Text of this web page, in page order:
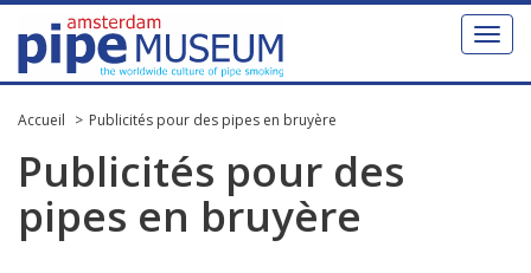
Toggle
Accueil Publicités pour des pipes en bruyère
Publicités pour des
pipes en bruyère